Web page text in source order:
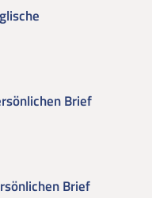
Brief
Brief